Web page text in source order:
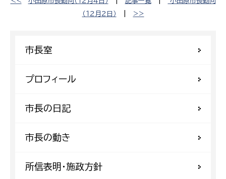
（１２月２日）
>>
市長室
プロフィール
市長の日記
市長の動き
所信表明・施政方針